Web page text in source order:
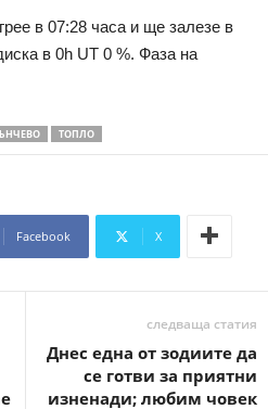
в 07:28 часа и ще залезе в
в 0h UT 0 %. Фаза на
ТОПЛО
Facebook X
следваща статия
Днес една от зодиите да
се готви за приятни
изненади; любим човек